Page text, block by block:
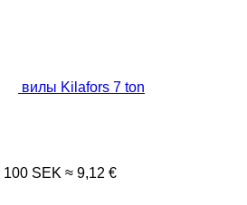
вилы Kilafors 7 ton
100 SEK ≈ 9,12 €